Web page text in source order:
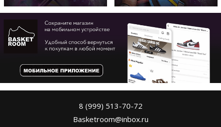
8 (999) 513-70-72
Basketroom@inbox.ru